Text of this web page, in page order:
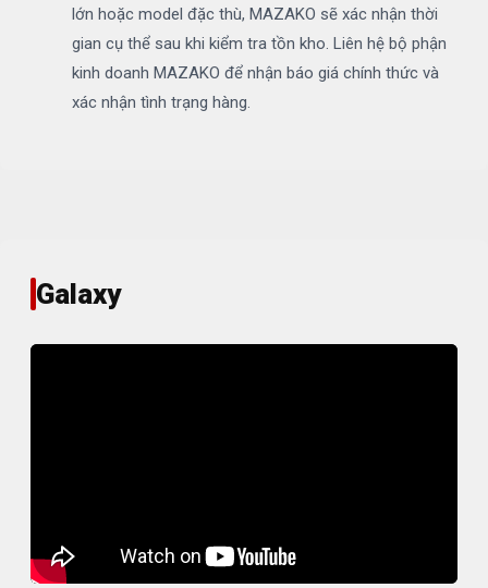
lớn hoặc model đặc thù, MAZAKO sẽ xác nhận thời
gian cụ thể sau khi kiểm tra tồn kho. Liên hệ bộ phận
kinh doanh MAZAKO để nhận báo giá chính thức và
xác nhận tình trạng hàng.
Galaxy